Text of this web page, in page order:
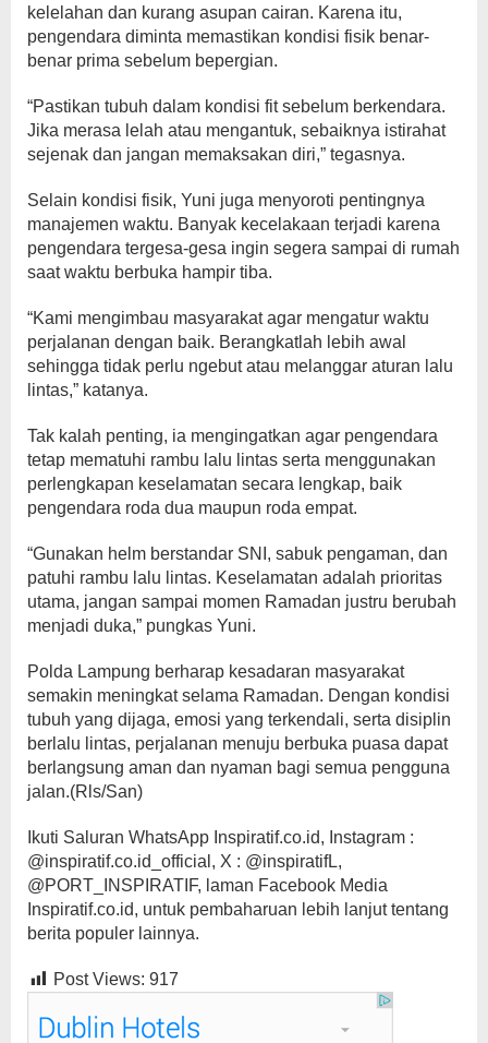
kelelahan dan kurang asupan cairan. Karena itu,
pengendara diminta memastikan kondisi fisik benar-
benar prima sebelum bepergian.
“Pastikan tubuh dalam kondisi fit sebelum berkendara.
Jika merasa lelah atau mengantuk, sebaiknya istirahat
sejenak dan jangan memaksakan diri,” tegasnya.
Selain kondisi fisik, Yuni juga menyoroti pentingnya
manajemen waktu. Banyak kecelakaan terjadi karena
pengendara tergesa-gesa ingin segera sampai di rumah
saat waktu berbuka hampir tiba.
“Kami mengimbau masyarakat agar mengatur waktu
perjalanan dengan baik. Berangkatlah lebih awal
sehingga tidak perlu ngebut atau melanggar aturan lalu
lintas,” katanya.
Tak kalah penting, ia mengingatkan agar pengendara
tetap mematuhi rambu lalu lintas serta menggunakan
perlengkapan keselamatan secara lengkap, baik
pengendara roda dua maupun roda empat.
“Gunakan helm berstandar SNI, sabuk pengaman, dan
patuhi rambu lalu lintas. Keselamatan adalah prioritas
utama, jangan sampai momen Ramadan justru berubah
menjadi duka,” pungkas Yuni.
Polda Lampung berharap kesadaran masyarakat
semakin meningkat selama Ramadan. Dengan kondisi
tubuh yang dijaga, emosi yang terkendali, serta disiplin
berlalu lintas, perjalanan menuju berbuka puasa dapat
berlangsung aman dan nyaman bagi semua pengguna
jalan.(Rls/San)
Ikuti Saluran WhatsApp Inspiratif.co.id, Instagram :
@inspiratif.co.id_official, X : @inspiratifL,
@PORT_INSPIRATIF, laman Facebook Media
Inspiratif.co.id, untuk pembaharuan lebih lanjut tentang
berita populer lainnya.
Post Views: 917